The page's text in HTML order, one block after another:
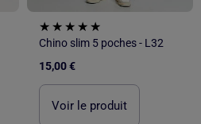
Chino slim 5 poches - L32
15,00 €
Voir le produit